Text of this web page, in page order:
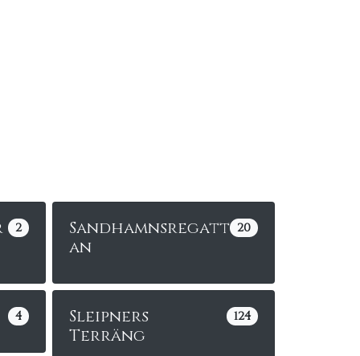
2 20
Sandhamnsregatt
an
4 124
Sleipners
Terräng